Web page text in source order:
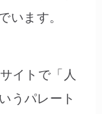
います。
イトで「人
うパレート